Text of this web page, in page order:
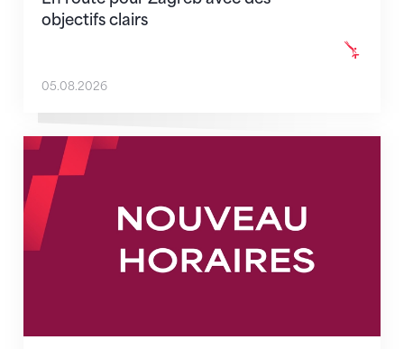
objectifs clairs
05.08.2026
Nouveaux horaires du secrétariat dès le 1er août